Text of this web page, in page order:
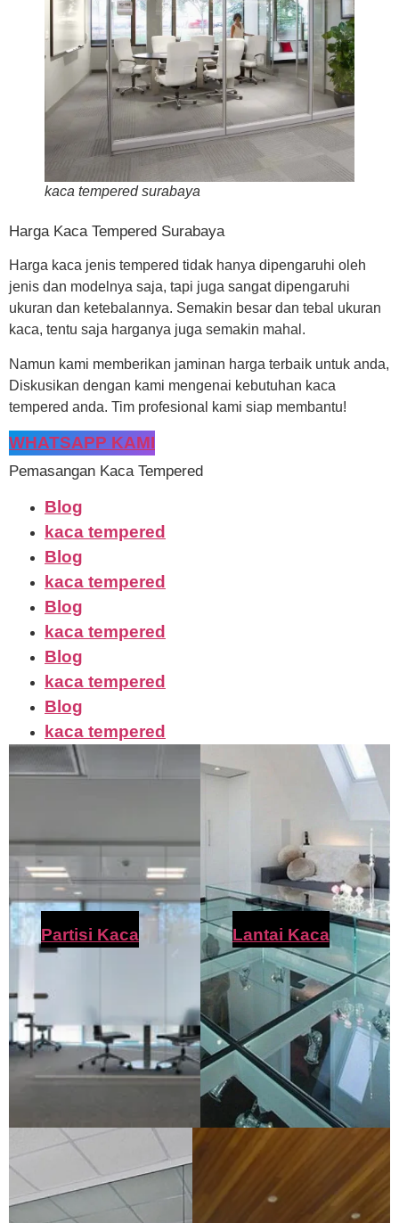
kaca tempered surabaya
Harga Kaca Tempered Surabaya
Harga kaca jenis tempered tidak hanya dipengaruhi oleh
jenis dan modelnya saja, tapi juga sangat dipengaruhi
ukuran dan ketebalannya. Semakin besar dan tebal ukuran
kaca, tentu saja harganya juga semakin mahal.
Namun kami memberikan jaminan harga terbaik untuk anda,
Diskusikan dengan kami mengenai kebutuhan kaca
tempered anda. Tim profesional kami siap membantu!
WHATSAPP KAMI
Pemasangan Kaca Tempered
Blog
kaca tempered
Blog
kaca tempered
Blog
kaca tempered
Blog
kaca tempered
Blog
kaca tempered
Partisi Kaca Lantai Kaca